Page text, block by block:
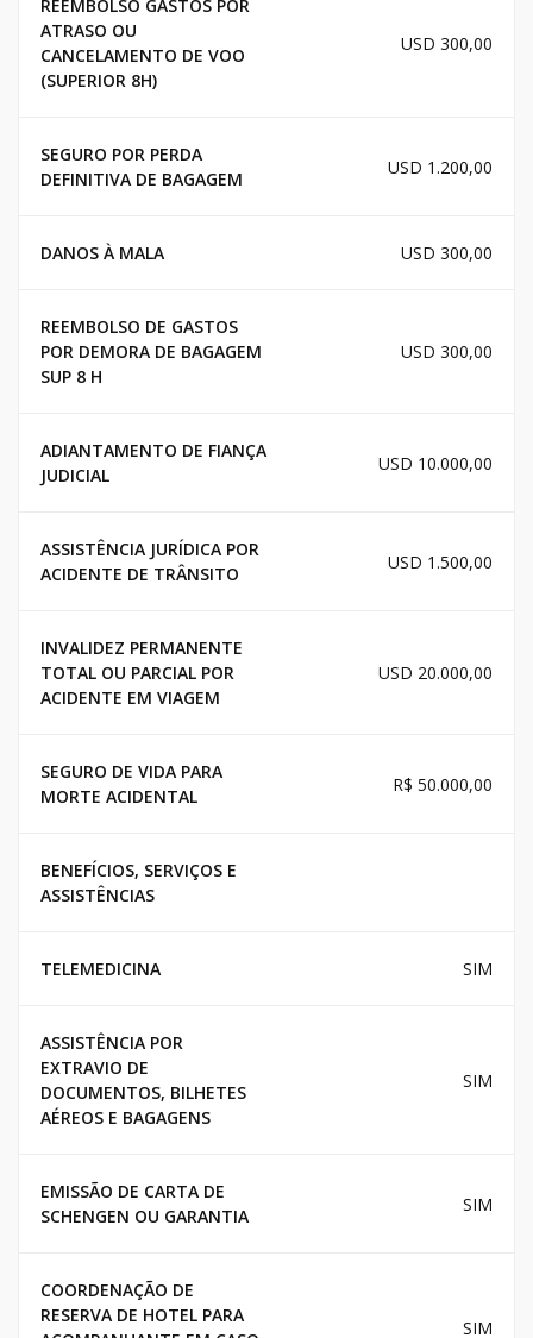
REEMBOLSO GASTOS POR
ATRASO OU
CANCELAMENTO DE VOO
(SUPERIOR 8H)
USD 300,00
SEGURO POR PERDA
DEFINITIVA DE BAGAGEM
USD 1.200,00
DANOS À MALA USD 300,00
REEMBOLSO DE GASTOS
POR DEMORA DE BAGAGEM
SUP 8 H
USD 300,00
ADIANTAMENTO DE FIANÇA
JUDICIAL
USD 10.000,00
ASSISTÊNCIA JURÍDICA POR
ACIDENTE DE TRÂNSITO
USD 1.500,00
INVALIDEZ PERMANENTE
TOTAL OU PARCIAL POR
ACIDENTE EM VIAGEM
USD 20.000,00
SEGURO DE VIDA PARA
MORTE ACIDENTAL
R$ 50.000,00
BENEFÍCIOS, SERVIÇOS E
ASSISTÊNCIAS
TELEMEDICINA SIM
ASSISTÊNCIA POR
EXTRAVIO DE
DOCUMENTOS, BILHETES
AÉREOS E BAGAGENS
SIM
EMISSÃO DE CARTA DE
SCHENGEN OU GARANTIA
SIM
COORDENAÇÃO DE
RESERVA DE HOTEL PARA
SIM